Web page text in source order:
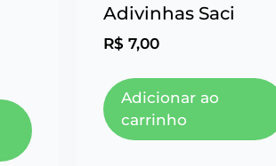
Adivinhas Saci
R$ 7,00
Adicionar ao
carrinho